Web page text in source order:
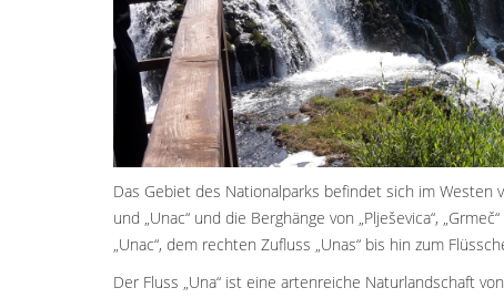
Das Gebiet des Nationalparks befindet sich im Westen
und „Unac“ und die Berghänge von „Plješevica“,
„Unac“, dem rechten Zufluss „Unas“ bis hin zum
Der Fluss „Una“ ist eine artenreiche Naturlandschaft